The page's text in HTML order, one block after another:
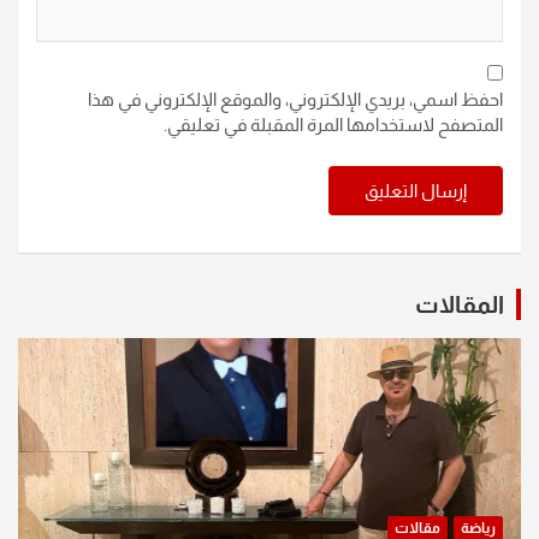
احفظ اسمي، بريدي الإلكتروني، والموقع الإلكتروني في هذا
المتصفح لاستخدامها المرة المقبلة في تعليقي.
المقالات
رياضة مقالات